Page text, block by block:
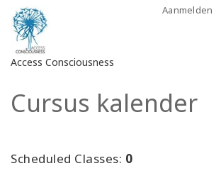
Aanmelden
Access Consciousness
Meld
op
Cursus kalender
Scheduled Classes: 0